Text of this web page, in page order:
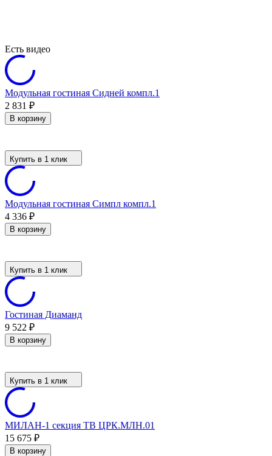
Есть видео
Модульная гостиная Сидней компл.1
2 831 ₽
В корзину
Купить в 1 клик
Модульная гостиная Симпл компл.1
4 336 ₽
В корзину
Купить в 1 клик
Гостиная Диаманд
9 522 ₽
В корзину
Купить в 1 клик
МИЛАН-1 секция ТВ ЦРК.МЛН.01
15 675 ₽
В корзину